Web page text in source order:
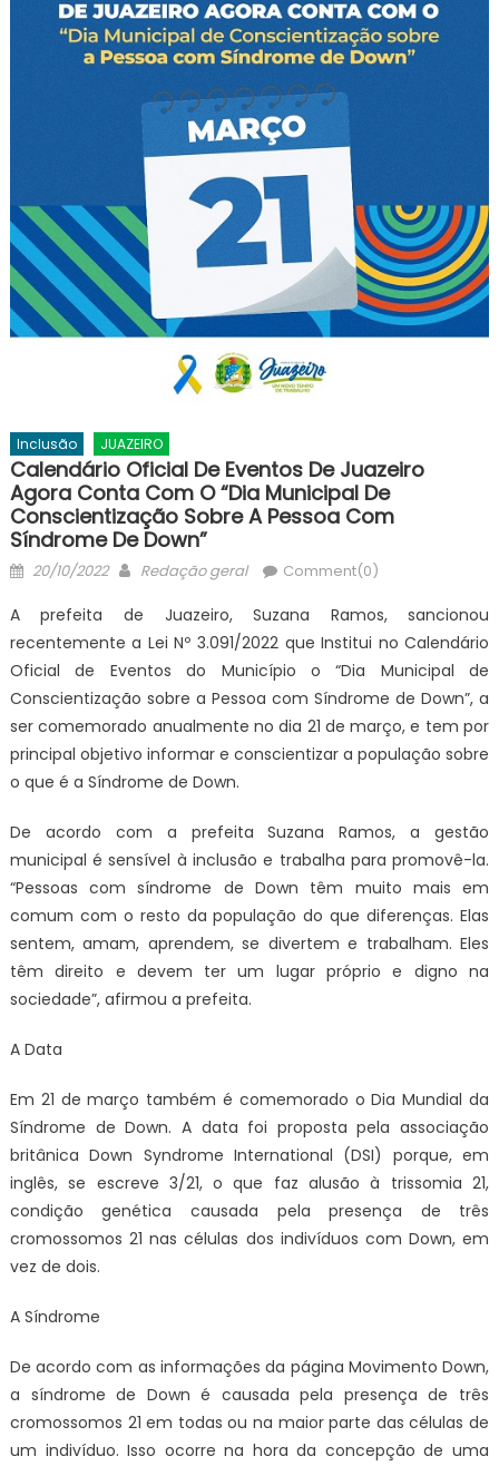
Inclusão JUAZEIRO
Calendário Oficial De Eventos De Juazeiro
Agora Conta Com O “Dia Municipal De
Conscientização Sobre A Pessoa Com
Síndrome De Down”
Posted
20/10/2022 Author
Redação geral Comment(0)
A prefeita de Juazeiro, Suzana Ramos, sancionou
recentemente a Lei Nº 3.091/2022 que Institui no Calendário
Oficial de Eventos do Município o “Dia Municipal de
Conscientização sobre a Pessoa com Síndrome de Down”, a
ser comemorado anualmente no dia 21 de março, e tem por
principal objetivo informar e conscientizar a população sobre
o que é a Síndrome de Down.
De acordo com a prefeita Suzana Ramos, a gestão
municipal é sensível à inclusão e trabalha para promovê-la.
“Pessoas com síndrome de Down têm muito mais em
comum com o resto da população do que diferenças. Elas
sentem, amam, aprendem, se divertem e trabalham. Eles
têm direito e devem ter um lugar próprio e digno na
sociedade”, afirmou a prefeita.
A Data
Em 21 de março também é comemorado o Dia Mundial da
Síndrome de Down. A data foi proposta pela associação
britânica Down Syndrome International (DSI) porque, em
inglês, se escreve 3/21, o que faz alusão à trissomia 21,
condição genética causada pela presença de três
cromossomos 21 nas células dos indivíduos com Down, em
vez de dois.
A Síndrome
De acordo com as informações da página Movimento Down,
a síndrome de Down é causada pela presença de três
cromossomos 21 em todas ou na maior parte das células de
um indivíduo. Isso ocorre na hora da concepção de uma